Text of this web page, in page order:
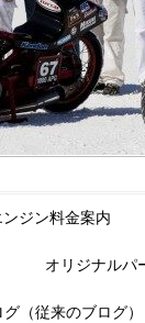
ジン料金案内
オリジナルパ
（従来のブログ）